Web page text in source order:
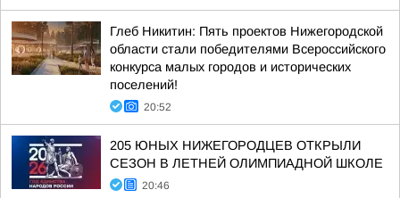
Глеб Никитин: Пять проектов Нижегородской
области стали победителями Всероссийского
конкурса малых городов и исторических
поселений!
20:52
205 ЮНЫХ НИЖЕГОРОДЦЕВ ОТКРЫЛИ
СЕЗОН В ЛЕТНЕЙ ОЛИМПИАДНОЙ ШКОЛЕ
20:46